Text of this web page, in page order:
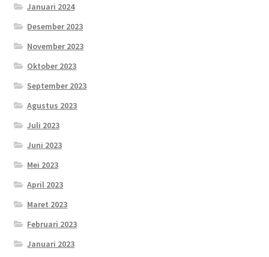
Januari 2024
Desember 2023
November 2023
Oktober 2023
September 2023
Agustus 2023
Juli 2023
Juni 2023
Mei 2023
April 2023
Maret 2023
Februari 2023
Januari 2023